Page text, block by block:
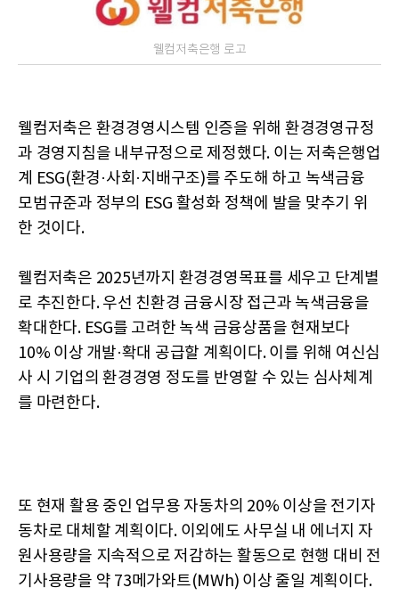
웰컴저축은행 로고
웰컴저축은 환경경영시스템 인증을 위해 환경경영규정
과 경영지침을 내부규정으로 제정했다. 이는 저축은행업
계 ESG(환경·사회·지배구조)를 주도해 하고 녹색금융
모범규준과 정부의 ESG 활성화 정책에 발을 맞추기 위
한 것이다.
웰컴저축은 2025년까지 환경경영목표를 세우고 단계별
로 추진한다. 우선 친환경 금융시장 접근과 녹색금융을
확대한다. ESG를 고려한 녹색 금융상품을 현재보다
10% 이상 개발·확대 공급할 계획이다. 이를 위해 여신심
사 시 기업의 환경경영 정도를 반영할 수 있는 심사체계
를 마련한다.
또 현재 활용 중인 업무용 자동차의 20% 이상을 전기자
동차로 대체할 계획이다. 이외에도 사무실 내 에너지 자
원사용량을 지속적으로 저감하는 활동으로 현행 대비 전
기사용량을 약 73메가와트(MWh) 이상 줄일 계획이다.